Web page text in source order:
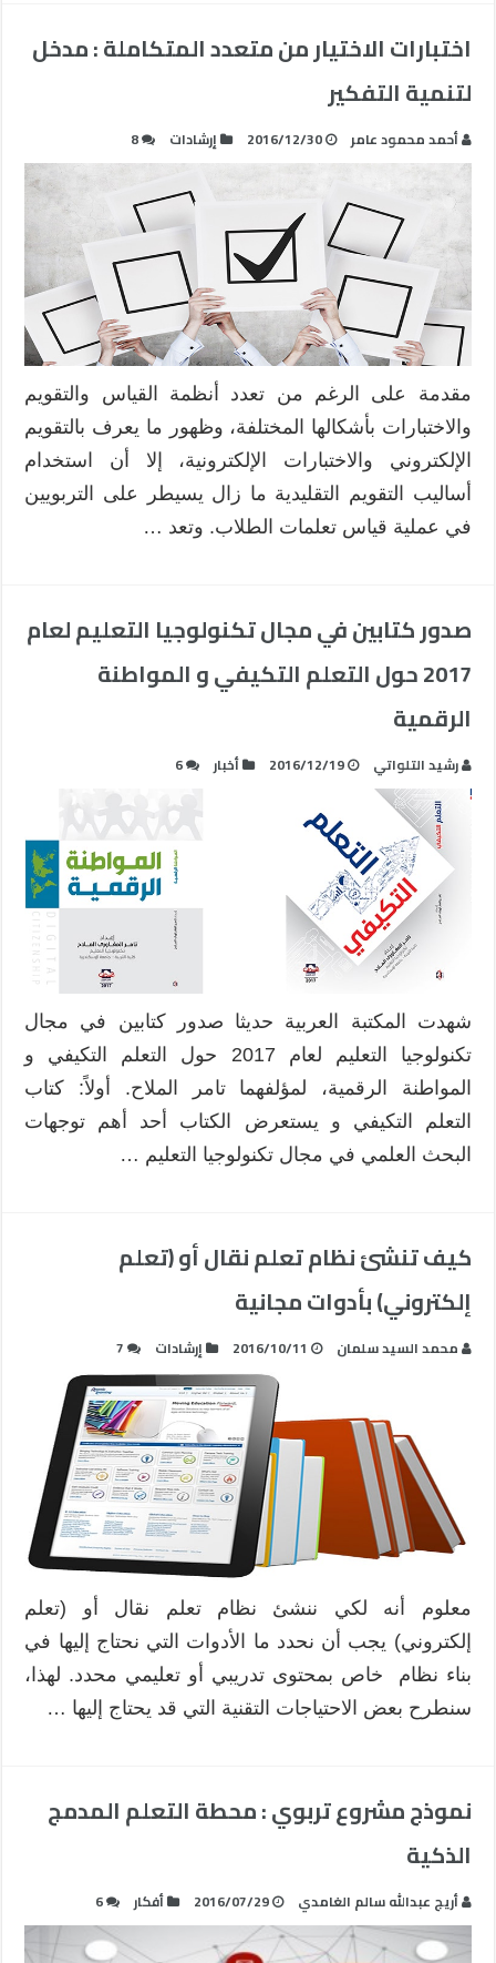
اختبارات الاختيار من متعدد المتكاملة : مدخل
لتنمية التفكير
أحمد محمود عامر 2016/12/30 إرشادات 8
مقدمة على الرغم من تعدد أنظمة القياس والتقويم
والاختبارات بأشكالها المختلفة، وظهور ما يعرف بالتقويم
الإلكتروني والاختبارات الإلكترونية، إلا أن استخدام
أساليب التقويم التقليدية ما زال يسيطر على التربويين
في عملية قياس تعلمات الطلاب. وتعد …
صدور كتابين في مجال تكنولوجيا التعليم لعام
2017 حول التعلم التكيفي و المواطنة
الرقمية
رشيد التلواتي 2016/12/19 أخبار 6
شهدت المكتبة العربية حديثا صدور كتابين في مجال
تكنولوجيا التعليم لعام 2017 حول التعلم التكيفي و
المواطنة الرقمية، لمؤلفهما تامر الملاح. أولاً: كتاب
التعلم التكيفي و يستعرض الكتاب أحد أهم توجهات
البحث العلمي في مجال تكنولوجيا التعليم …
كيف تنشئ نظام تعلم نقال أو (تعلم
إلكتروني) بأدوات مجانية
محمد السيد سلمان 2016/10/11 إرشادات 7
معلوم أنه لكي ننشئ نظام تعلم نقال أو (تعلم
إلكتروني) يجب أن نحدد ما الأدوات التي نحتاج إليها في
بناء نظام خاص بمحتوى تدريبي أو تعليمي محدد. لهذا،
سنطرح بعض الاحتياجات التقنية التي قد يحتاج إليها …
نموذج مشروع تربوي : محطة التعلم المدمج
الذكية
أريج عبدالله سالم الغامدي 2016/07/29 أفكار 6